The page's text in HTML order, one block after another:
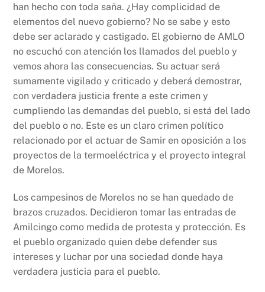
han hecho con toda saña. ¿Hay complicidad de
elementos del nuevo gobierno? No se sabe y esto
debe ser aclarado y castigado. El gobierno de AMLO
no escuchó con atención los llamados del pueblo y
vemos ahora las consecuencias. Su actuar será
sumamente vigilado y criticado y deberá demostrar,
con verdadera justicia frente a este crimen y
cumpliendo las demandas del pueblo, si está del lado
del pueblo o no. Este es un claro crimen político
relacionado por el actuar de Samir en oposición a los
proyectos de la termoeléctrica y el proyecto integral
de Morelos.
Los campesinos de Morelos no se han quedado de
brazos cruzados. Decidieron tomar las entradas de
Amilcingo como medida de protesta y protección. Es
el pueblo organizado quien debe defender sus
intereses y luchar por una sociedad donde haya
verdadera justicia para el pueblo.